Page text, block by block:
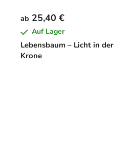
Lebensbaum – Licht in der
Krone
ab 25,40 €
Auf Lager